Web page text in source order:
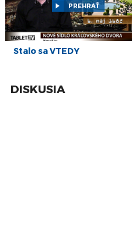
máj
hokeji a otvorenie
30
apr
Stalo sa TENTO
a potopenie parníka
PREHRAŤ
Stalo sa VTEDY
DISKUSIA